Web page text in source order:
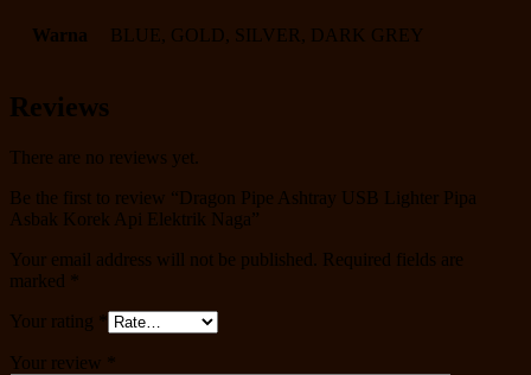
Warna BLUE, GOLD, SILVER, DARK GREY
Reviews
There are no reviews yet.
Be the first to review “Dragon Pipe Ashtray USB Lighter Pipa
Asbak Korek Api Elektrik Naga”
Your email address will not be published.
Required fields are
marked
Your rating
Your review